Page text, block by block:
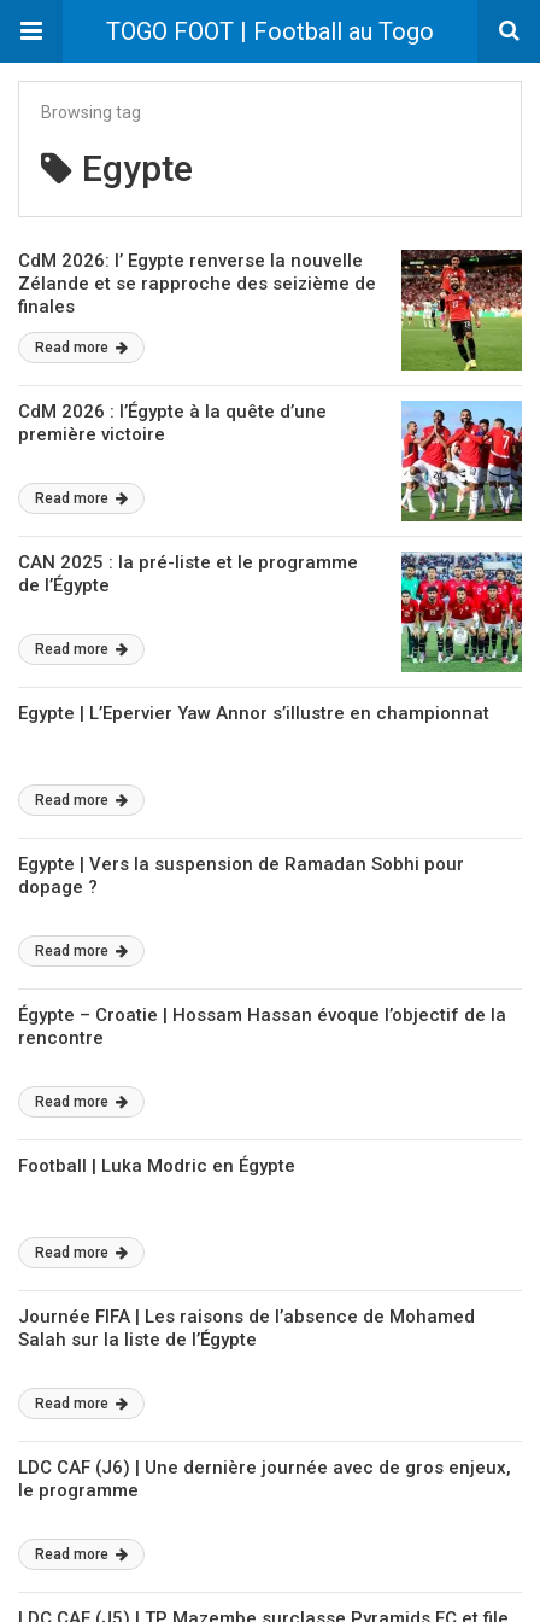
TOGO FOOT | Football au Togo
Browsing tag
Egypte
CdM 2026: l’ Egypte renverse la nouvelle
Zélande et se rapproche des seizième de
finales
Read more
CdM 2026 : l’Égypte à la quête d’une
première victoire
Read more
CAN 2025 : la pré-liste et le programme
de l’Égypte
Read more
Egypte | L’Epervier Yaw Annor s’illustre en championnat
Read more
Egypte | Vers la suspension de Ramadan Sobhi pour
dopage ?
Read more
Égypte – Croatie | Hossam Hassan évoque l’objectif de la
rencontre
Read more
Football | Luka Modric en Égypte
Read more
Journée FIFA | Les raisons de l’absence de Mohamed
Salah sur la liste de l’Égypte
Read more
LDC CAF (J6) | Une dernière journée avec de gros enjeux,
le programme
Read more